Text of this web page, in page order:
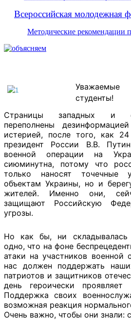
Всероссийская молодежная
Методические рекомендации
студенты!
Страницы западных и
переполнены
истерией, после того, как
президент России В.В.
военной операции на
сиюминутна, потому что
только наносят точечные
объектам Украины, но и
жителей. Именно они,
защищают Российскую
угрозы.
Но как бы, ни складывалась
одно, что на фоне
атаки на участников военной
нас должен поддержать
патриотов и защитников
день героически
Поддержка своих
возможная реакция
Очень важно, чтобы они знали: